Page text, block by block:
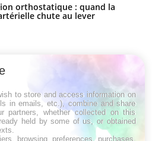
orthostatique : quand la
chute au lever
: une déformation des
aux conséquences graves
Charcot (Sclérose latérale
to store and access information on
in emails, etc.), combine and share
partners, whether collected on this
held by some of us, or obtained
browsing, preferences, purchases,